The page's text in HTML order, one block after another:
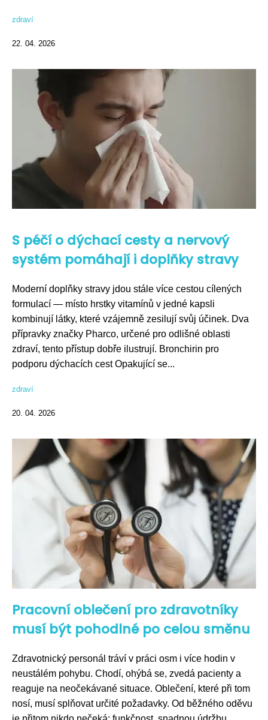
zdraví
22. 04. 2026
S péčí o dýchací cesty a nervový
systém pomáhají i doplňky stravy
Moderní doplňky stravy jdou stále více cestou cílených
formulací — místo hrstky vitamínů v jedné kapsli
kombinují látky, které vzájemně zesilují svůj účinek. Dva
přípravky značky Pharco, určené pro odlišné oblasti
zdraví, tento přístup dobře ilustrují. Bronchirin pro
podporu dýchacích cest Opakující se...
zdraví
20. 04. 2026
Pracovní oblečení pro zdravotníky
musí být pohodlné po celou směnu
Zdravotnický personál tráví v práci osm i více hodin v
neustálém pohybu. Chodí, ohýbá se, zvedá pacienty a
reaguje na neočekávané situace. Oblečení, které při tom
nosí, musí splňovat určité požadavky. Od běžného oděvu